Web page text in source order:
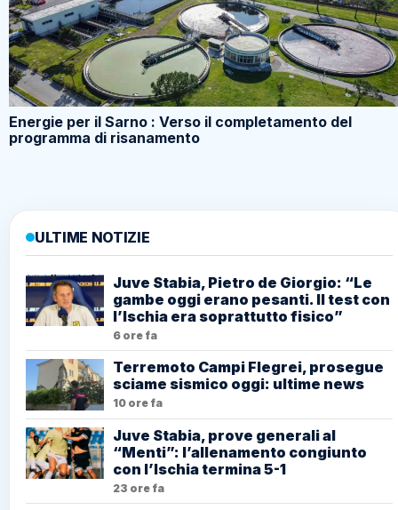
Energie per il Sarno : Verso il completamento del
programma di risanamento
ULTIME NOTIZIE
Juve Stabia, Pietro de Giorgio: “Le
gambe oggi erano pesanti. Il test con
l’Ischia era soprattutto fisico”
6 ore fa
Terremoto Campi Flegrei, prosegue
sciame sismico oggi: ultime news
10 ore fa
Juve Stabia, prove generali al
“Menti”: l’allenamento congiunto
con l’Ischia termina 5-1
23 ore fa